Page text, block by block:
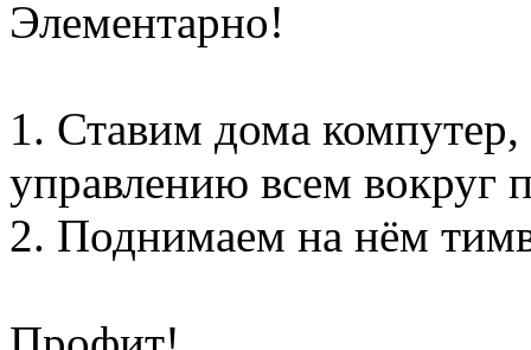
Элементарно!
1. Ставим дома
управлению всем вокруг
2. Поднимаем на нём